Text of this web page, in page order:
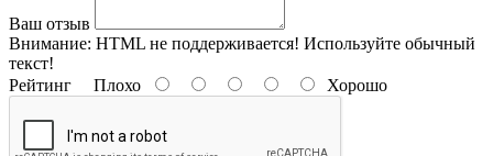
Ваш отзыв
Внимание: HTML не поддерживается! Используйте обычный
текст!
Рейтинг Плохо Хорошо